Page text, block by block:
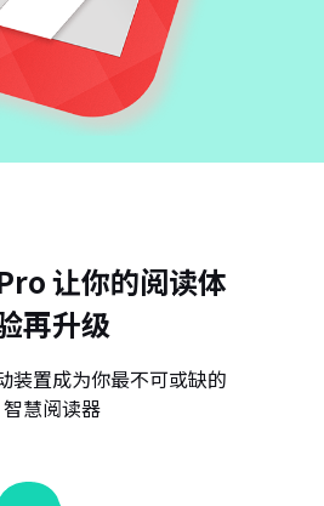
让你的阅读体
再升级
装置成为你最不可或缺的
智慧阅读器